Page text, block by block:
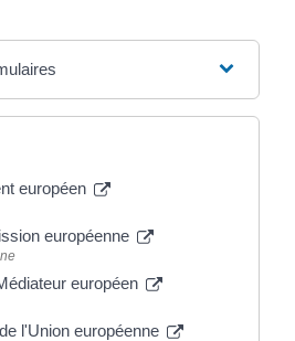
européen
européenne
européen
l'Union européenne